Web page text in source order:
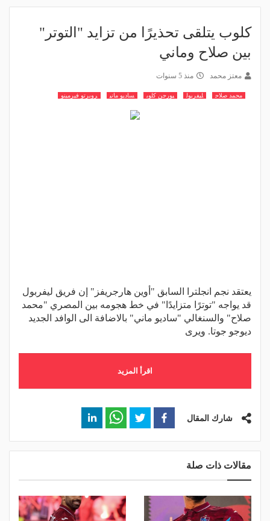
كلوب يتلقى تحذيرًا من تزايد "التوتر"
بين صلاح وماني
معتز محمد منذ 5 سنوات
محمد صلاح ليفربول يورجن كلوب ساديو ماني روبرتو فيرمينو
يعتقد نجم انجلترا السابق "أوين هارجريفز" إن فريق ليفربول
قد يواجه "توترًا متزايدًا" في خط هجومه بين المصري "محمد
صلاح" والسنغالي "ساديو ماني" بالاضافة الى الوافد الجديد
ديوجو جوتا. ويرى
اقرأ المزيد
شارك المقال
مقالات ذات صلة